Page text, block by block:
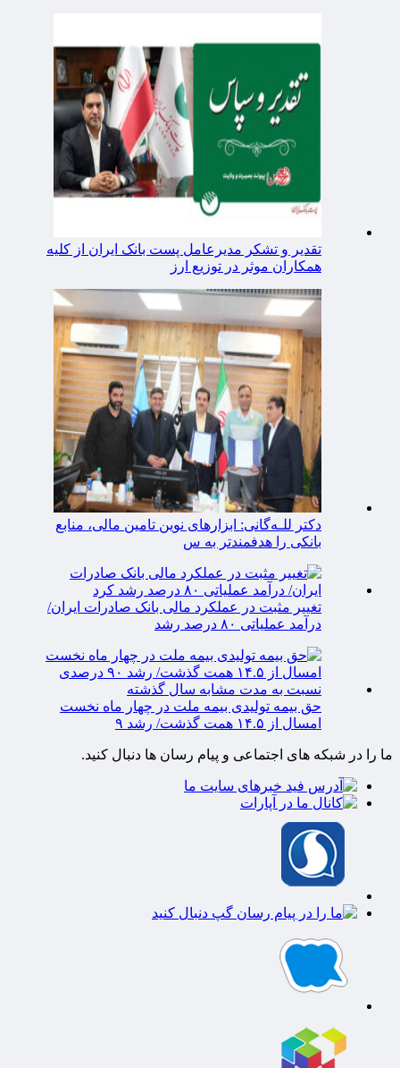
تقدیر و تشکر مدیرعامل پست بانک ایران از کلیه
همکاران موثر در توزیع ارز
دکتر للـه‌گانی: ابزارهای نوین تامین مالی، منابع
بانکی را هدفمندتر به س
تغییر مثبت در عملکرد مالی بانک صادرات ایران/
درآمد عملیاتی ۸۰ درصد رشد
حق بیمه تولیدی بیمه ملت در چهار ماه نخست
امسال از ۱۴.۵ همت گذشت/ رشد ۹
ما را در شبکه های اجتماعی و پیام رسان ها دنبال کنید.